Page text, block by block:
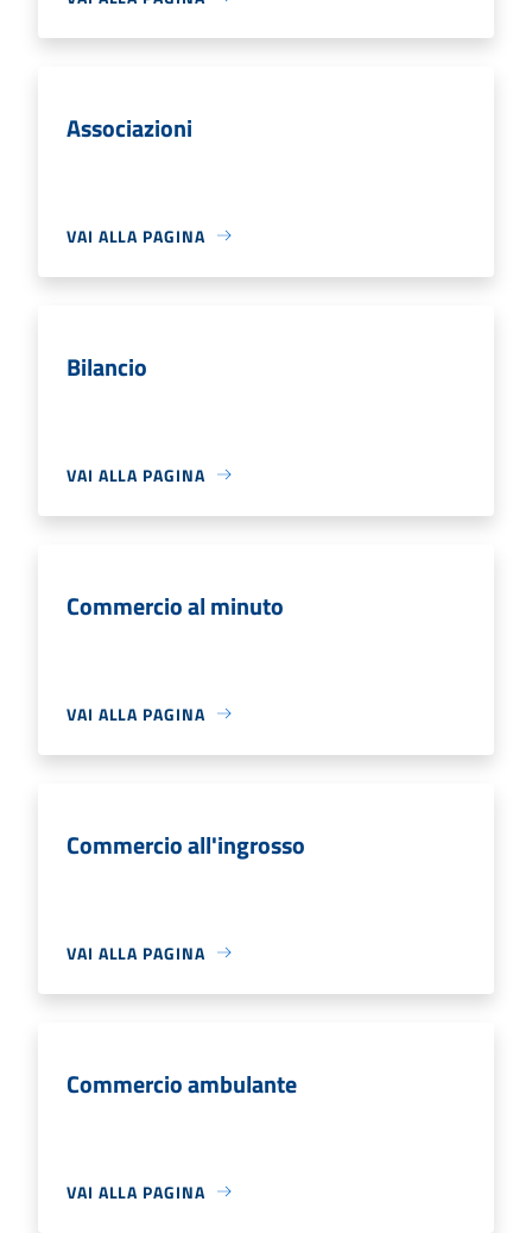
Associazioni
VAI ALLA PAGINA
Bilancio
VAI ALLA PAGINA
Commercio al minuto
VAI ALLA PAGINA
Commercio all'ingrosso
VAI ALLA PAGINA
Commercio ambulante
VAI ALLA PAGINA